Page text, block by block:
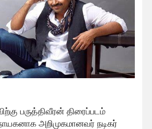
பருத்திவீரன் திரைப்படம்
அறிமுகமானவர் நடிகர்